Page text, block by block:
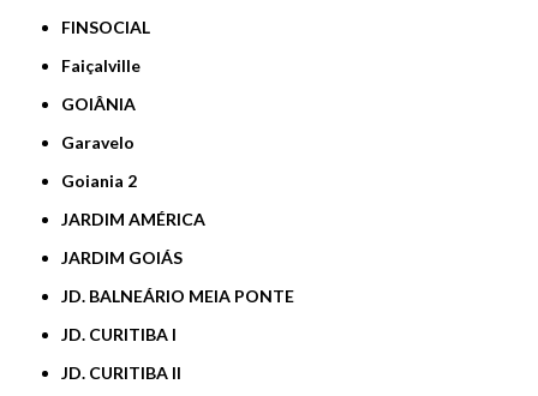
FINSOCIAL
Faiçalville
GOIÂNIA
Garavelo
Goiania 2
JARDIM AMÉRICA
JARDIM GOIÁS
JD. BALNEÁRIO MEIA PONTE
JD. CURITIBA I
JD. CURITIBA II